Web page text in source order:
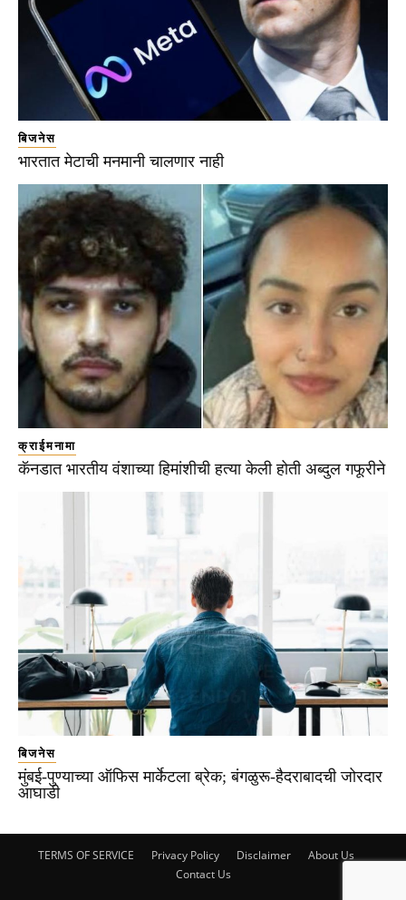
बिजनेस
भारतात मेटाची मनमानी चालणार नाही
क्राईमनामा
कॅनडात भारतीय वंशाच्या हिमांशीची हत्या केली होती अब्दुल गफूरीने
बिजनेस
मुंबई-पुण्याच्या ऑफिस मार्केटला ब्रेक; बंगळुरू-हैदराबादची जोरदार
आघाडी
TERMS OF SERVICE Privacy Policy Disclaimer
About Us
Contact Us